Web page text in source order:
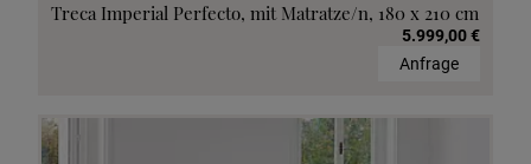
Treca Imperial Perfecto, mit Matratze/n, 180 x 210 cm
5.999,00 €
Anfrage